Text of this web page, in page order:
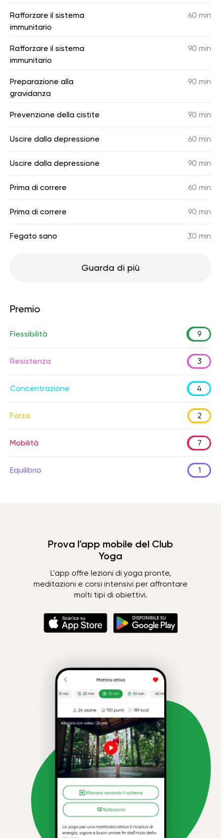
Rafforzare il sistema
immunitario
60 min
Rafforzare il sistema
immunitario
90 min
Preparazione alla
gravidanza
90 min
Prevenzione della cistite 90 min
Uscire dalla depressione 60 min
Uscire dalla depressione 90 min
Prima di correre 60 min
Prima di correre 90 min
Fegato sano 30 min
Guarda di più
Premio
Flessibilità 9
Resistenza 3
Concentrazione 4
Forza 2
Mobilità 7
Equilibrio 1
Prova l'app mobile del Club
Yoga
L'app offre lezioni di yoga pronte,
meditazioni e corsi intensivi per affrontare
molti tipi di obiettivi.